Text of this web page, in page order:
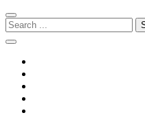
Skip
to
navigation
Skip
to
content
Search
for: